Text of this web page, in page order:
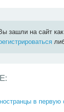
зашли на сайт
в